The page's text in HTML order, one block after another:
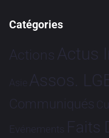
Catégories
Actions Actus
Asie Assos.
Communiqués
Evénements Faits